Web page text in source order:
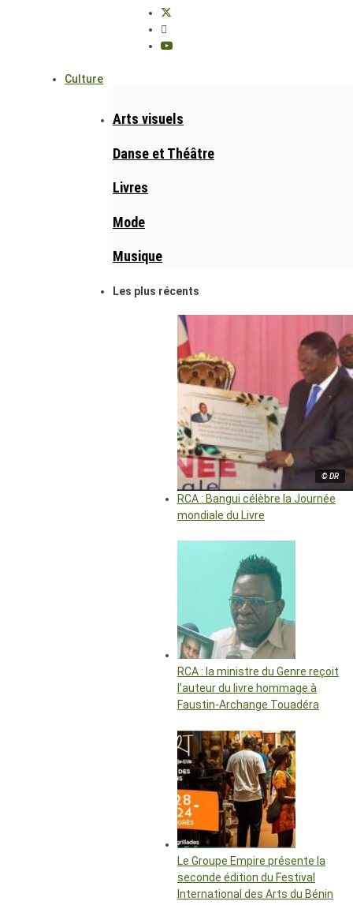
Culture
Arts visuels
Danse et Théâtre
Livres
Mode
Musique
Les plus récents
© DR
RCA : Bangui célèbre la Journée
mondiale du Livre
RCA : la ministre du Genre reçoit
l’auteur du livre hommage à
Faustin-Archange Touadéra
Le Groupe Empire présente la
seconde édition du Festival
International des Arts du Bénin